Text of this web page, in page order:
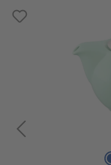
Bildergalerie überspringen